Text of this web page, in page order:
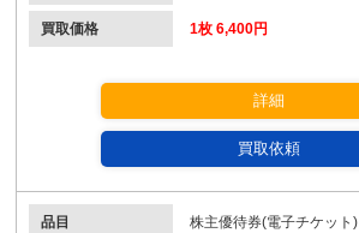
買取価格 1枚 6,400円
詳細
買取依頼
品目
株主優待券(電子チケット)